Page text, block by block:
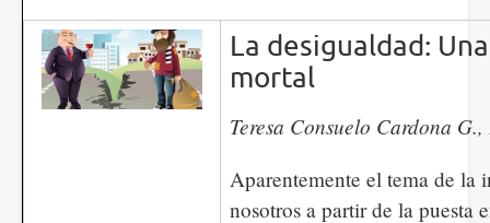
La desigualdad:
mortal
Teresa Consuelo Cardona
Aparentemente el tema de la
nosotros a partir de la puesta